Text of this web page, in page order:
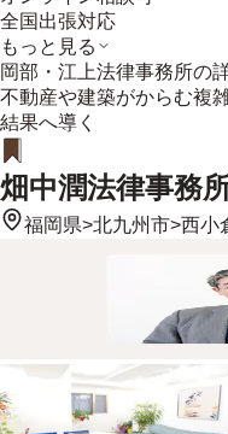
全国出張対応
もっと見る
岡部・江上法律事務所の
不動産や建築がからむ複
結果へ導く
畑中潤法律事務
福岡県>北九州市>西小